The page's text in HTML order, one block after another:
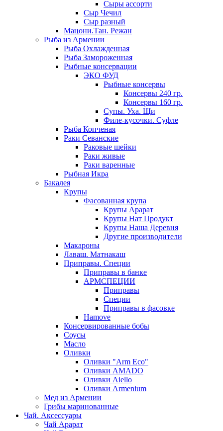
Сыры ассорти
Сыр Чечил
Сыр разный
Мацони.Тан. Режан
Рыба из Армении
Рыба Охлажденная
Рыба Замороженная
Рыбные консервации
ЭКО ФУД
Рыбные консервы
Консервы 240 гр.
Консервы 160 гр.
Супы. Уха. Щи
Филе-кусочки. Суфле
Рыба Копченая
Раки Севанские
Раковые шейки
Раки живые
Раки варенные
Рыбная Икра
Бакалея
Крупы
Фасованная крупа
Крупы Арарат
Крупы Нат Продукт
Крупы Наша Деревня
Другие производители
Макароны
Лаваш. Матнакаш
Приправы. Специи
Приправы в банке
АРМСПЕЦИИ
Приправы
Специи
Приправы в фасовке
Hamove
Консервированные бобы
Соусы
Масло
Оливки
Оливки "Arm Eco"
Оливки AMADO
Оливки Aiello
Оливки Armenium
Мед из Армении
Грибы маринованные
Чай. Аксессуары
Чай Арарат